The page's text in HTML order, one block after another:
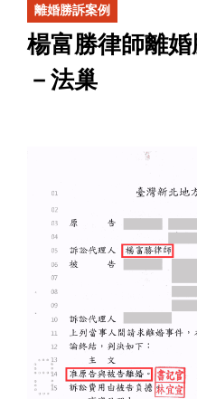
離婚勝訴案例
楊富勝律師離
－法巢